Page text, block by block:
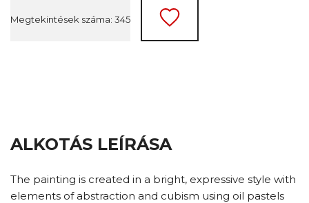
Megtekintések száma: 345
ALKOTÁS LEÍRÁSA
The painting is created in a bright, expressive style with
elements of abstraction and cubism using oil pastels